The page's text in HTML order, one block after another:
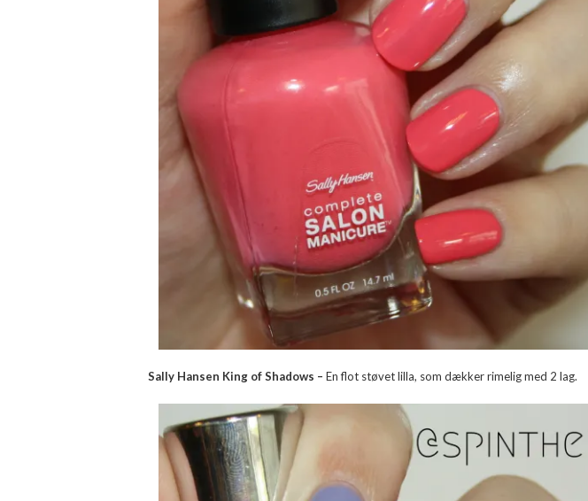
Sally Hansen King of Shadows – En flot støvet lilla, som dækker rimelig med 2 lag.